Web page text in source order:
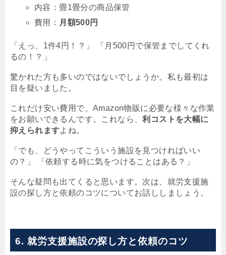
内容：畳1畳分の商品保管
費用： 月額500円
「えっ、1件4円！？」 「月500円で保管までしてくれ
るの！？」
驚かれた方も多いのではないでしょうか。私も最初は
目を疑いました。
これだけ安い費用で、Amazon物販に必要な様々な作業
をお願いできるんです。これなら、利コストを大幅に
抑えられますよね。
「でも、どうやってこういう施設を見つければいい
の？」 「依頼する時に気をつけることはある？」
そんな疑問も出てくると思います。次は、就労支援施
設の探し方と依頼のコツについてお話ししましょう。
6. 就労支援施設の探し方と依頼のコツ